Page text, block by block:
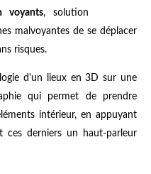
voyants, solution
malvoyantes de se déplacer
risques.
d'un lieux en 3D sur une
qui permet de prendre
intérieur, en appuyant
ces derniers un haut-parleur